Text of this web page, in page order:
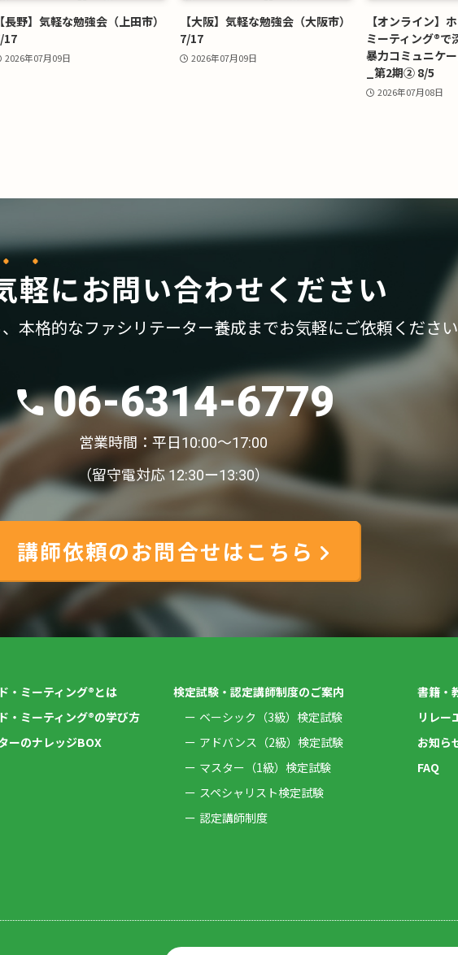
【長野】気軽な勉強会（上田市）
17
2026年07月09日
【大阪】気軽な勉強会（大阪市）
7/17
2026年07月09日
【オンライン】
ミーティング®で
暴力コミュニケ
_第2期② 8/5
2026年07月08日
軽にお問い合わせください
本格的なファシリテーター養成までお気軽にご依頼ください
06-6314-6779
営業時間：平日10:00〜17:00
（留守電対応 12:30ー13:30）
講師依頼のお問合せはこちら
・ミーティング®とは
・ミーティング®の学び方
ーのナレッジBOX
検定試験・認定講師制度のご案内
ベーシック（3級）検定試験
アドバンス（2級）検定試験
マスター（1級）検定試験
スペシャリスト検定試験
認定講師制度
書籍・
リレー
お知ら
FAQ